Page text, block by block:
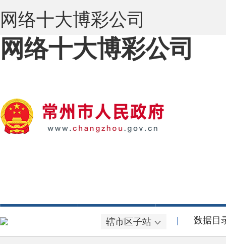
网络十大博彩公司
辖市区子站 | 数据目